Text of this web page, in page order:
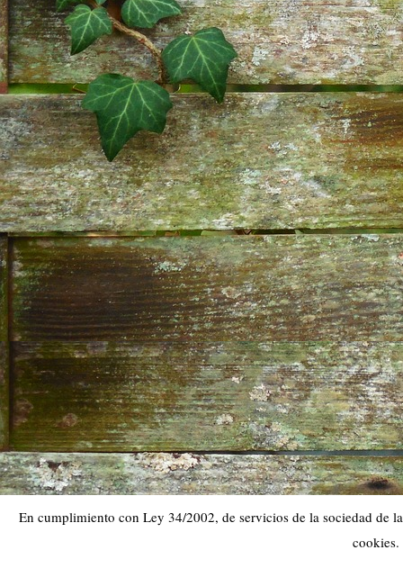
En cumplimiento con Ley 34/2002, de servicios de la sociedad de
cookies.